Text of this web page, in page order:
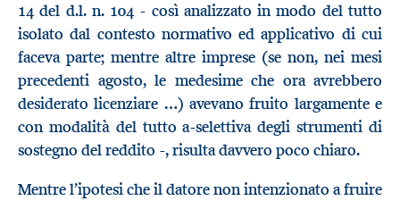
14 del d.l. n. 104 - così analizzato in modo del tutto
isolato dal contesto normativo ed applicativo di cui
faceva parte; mentre altre imprese (se non, nei mesi
precedenti agosto, le medesime che ora avrebbero
desiderato licenziare …) avevano fruito largamente e
con modalità del tutto a-selettiva degli strumenti di
sostegno del reddito -, risulta davvero poco chiaro.
Mentre l’ipotesi che il datore non intenzionato a fruire